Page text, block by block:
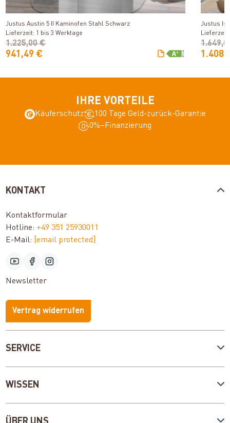
Justus Austin 5 II Kaminofen Stahl Schwarz
Lieferzeit: 1 bis 3 Werktage
941,49 €
1.225,00 €
Justus
IHRE VORTEILE
Käuferschutz
100 Tage Geld-zurück-Garantie
0%–Finanzierung
SERVICE
WISSEN
KONTAKT
Kontaktformular
Hotline: +49 351 25930011
E-Mail: [email protected]
Newsletter
Vertrag widerrufen